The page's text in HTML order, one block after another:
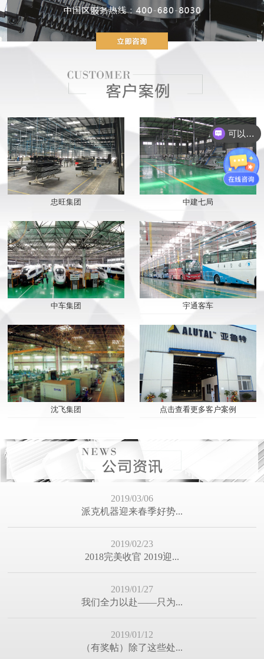
忠旺集团 中建七局
中车集团 宇通客车
沈飞集团 点击查看更多客户案例
2019/08/09
派克机器——打破常规...
2019/08/09
2019/07/19
最完美的门窗 从“它...
2019/05/14
门窗幕墙加工中，如何...
2019/04/04
感谢“苏明玉”为行业...
2019/03/06
派克机器迎来春季好势...
2018完美收官 2019迎...
2019/01/27
我们全力以赴——只为...
2018/12/28
嘘寒问暖，不如你我相...
2018/12/10
冬季来了，求保养，求...
2018/11/30
为什么装修离不开门窗...
2018/11/22
你的高效团队是不是这...
2018/11/13
门窗厂的未来
可以介绍下你们的产品么？
你们是怎么收费的呢？